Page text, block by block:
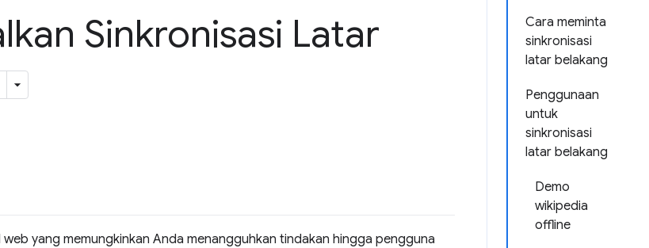
Cara meminta
sinkronisasi
latar belakang
Penggunaan
untuk
sinkronisasi
latar belakang
Demo
wikipedia
offline
Sinkronisasi Latar
web yang memungkinkan Anda menangguhkan tindakan hingga pengguna